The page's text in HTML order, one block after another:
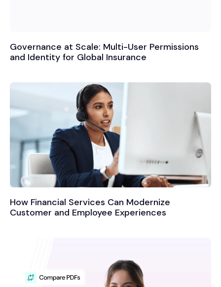
Governance at Scale: Multi-User Permissions
and Identity for Global Insurance
How Financial Services Can Modernize
Customer and Employee Experiences